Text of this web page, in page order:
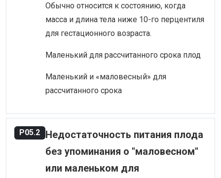
Обычно относится к состоянию, когда
масса и длина тела ниже 10-го перцентиля
для гестационного возраста.
Маленький для рассчитанного срока плод
Маленький и «маловесный» для
рассчитанного срока
P05.2 Недостаточность питания плода
без упоминания о "маловесном"
или маленьком для